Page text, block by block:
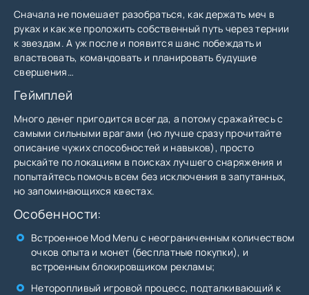
Сначала не помешает разобраться, как держать меч в
руках и как же проложить собственный путь через тернии
к звездам. А уж после и появится шанс побеждать и
властвовать, командовать и планировать будущие
свершения…
Геймплей
Много денег пригодится всегда, а потому сражайтесь с
самыми сильными врагами (но лучше сразу прочитайте
описание чужих способностей и навыков), просто
рыскайте по локациям в поисках лучшего снаряжения и
попытайтесь помочь всем без исключения в запутанных,
но запоминающихся квестах.
Особенности:
Встроенное Mod Menu с неограниченным количеством
очков опыта и монет (бесплатные покупки), и
встроенным блокировщиком рекламы;
Неторопливый игровой процесс, подталкивающий к